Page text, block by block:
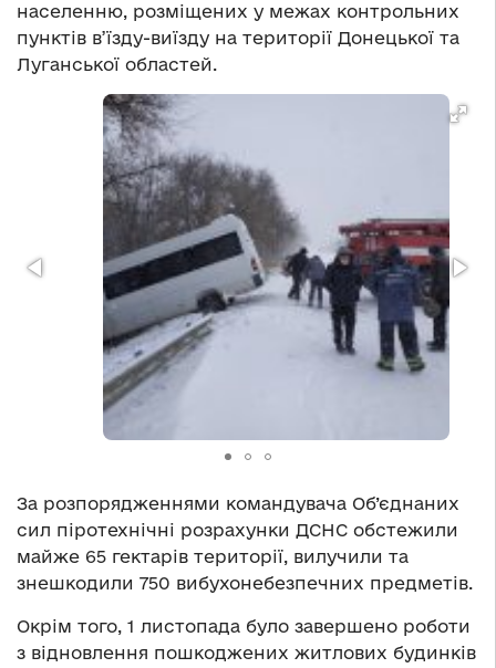
населенню, розміщених у межах контрольних
пунктів в’їзду-виїзду на території Донецької та
Луганської областей.
За розпорядженнями командувача Об’єднаних
сил піротехнічні розрахунки ДСНС обстежили
майже 65 гектарів території, вилучили та
знешкодили 750 вибухонебезпечних предметів.
Окрім того, 1 листопада було завершено роботи
з відновлення пошкоджених житлових будинків